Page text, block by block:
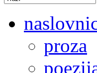
proza